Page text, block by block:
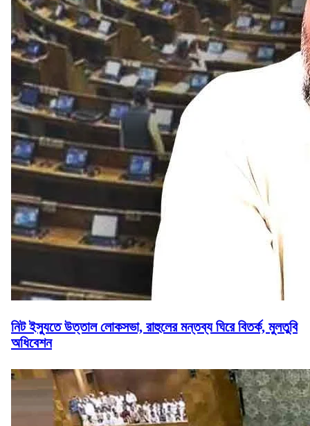
নিট ইস্যুতে উত্তাল লোকসভা, রাহুলের মন্তব্য ঘিরে বিতর্ক, মুলতুবি
অধিবেশন